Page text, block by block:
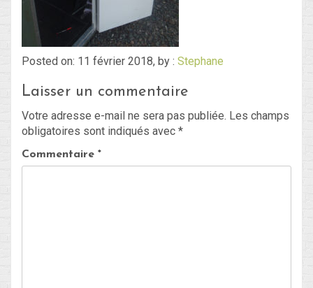
Blog
Connexion
Flux des publications
Flux des commentaires
Posted on: 11 février 2018, by : Stephane
Laisser un commentaire
Votre adresse e-mail ne sera pas publiée. Les champs
obligatoires sont indiqués avec *
Commentaire *